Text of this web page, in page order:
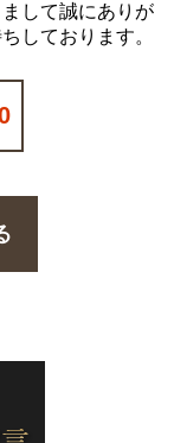
して誠にありが
しております。